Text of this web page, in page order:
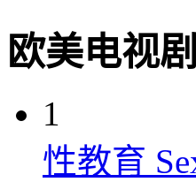
欧美电视
1
性教育